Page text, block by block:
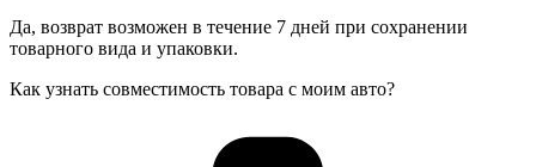
Да, возврат возможен в течение 7 дней при сохранении
товарного вида и упаковки.
Как узнать совместимость товара с моим авто?